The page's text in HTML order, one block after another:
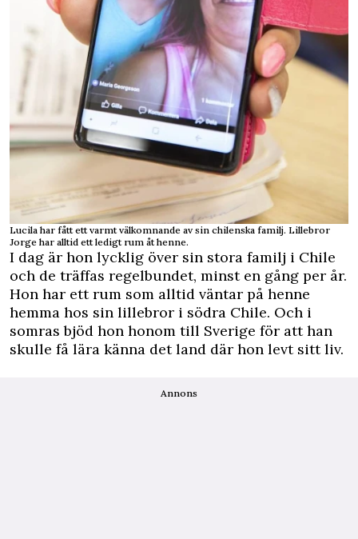
Lucila har fått ett varmt välkomnande av sin chilenska familj. Lillebror
Jorge har alltid ett ledigt rum åt henne.
I dag är hon lycklig över sin stora familj i Chile
och de träffas regelbundet, minst en gång per år.
Hon har ett rum som alltid väntar på henne
hemma hos sin lillebror i södra Chile. Och i
somras bjöd hon honom till Sverige för att han
skulle få lära känna det land där hon levt sitt liv.
Annons